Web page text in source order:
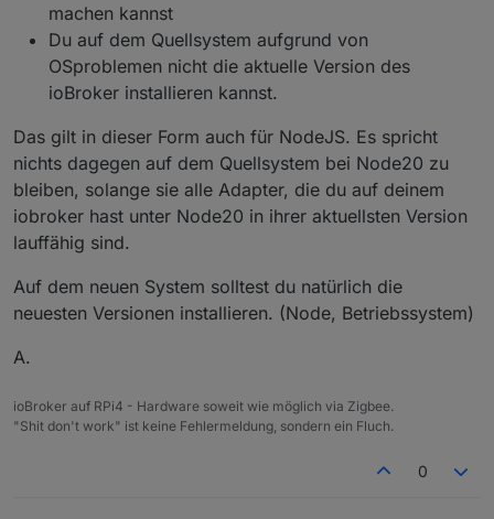
machen kannst
Du auf dem Quellsystem aufgrund von
OSproblemen nicht die aktuelle Version des
ioBroker installieren kannst.
Das gilt in dieser Form auch für NodeJS. Es spricht
nichts dagegen auf dem Quellsystem bei Node20 zu
bleiben, solange sie alle Adapter, die du auf deinem
iobroker hast unter Node20 in ihrer aktuellsten Version
lauffähig sind.
Auf dem neuen System solltest du natürlich die
neuesten Versionen installieren. (Node, Betriebssystem)
A.
ioBroker auf RPi4 - Hardware soweit wie möglich via Zigbee.
"Shit don't work" ist keine Fehlermeldung, sondern ein Fluch.
0